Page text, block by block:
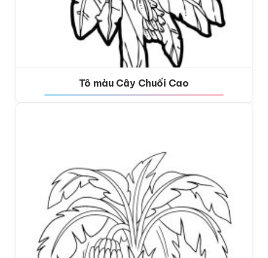
Tô màu Cây Chuối Cao